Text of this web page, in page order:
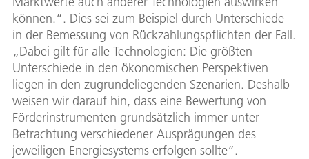
können.“. Dies sei zum Beispiel durch Unterschiede
in der Bemessung von Rückzahlungspflichten der Fall.
„Dabei gilt für alle Technologien: Die größten
Unterschiede in den ökonomischen Perspektiven
liegen in den zugrundeliegenden Szenarien. Deshalb
weisen wir darauf hin, dass eine Bewertung von
Förderinstrumenten grundsätzlich immer unter
Betrachtung verschiedener Ausprägungen des
jeweiligen Energiesystems erfolgen sollte“.